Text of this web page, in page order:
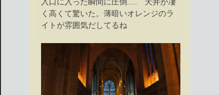
く高くて驚いた。薄暗いオレンジのラ
イトが雰囲気だしてるね